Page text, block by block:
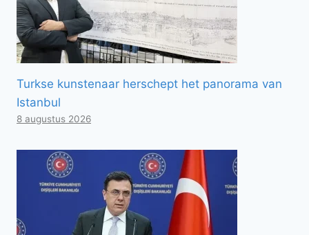
Turkse kunstenaar herschept het panorama van
Istanbul
8 augustus 2026